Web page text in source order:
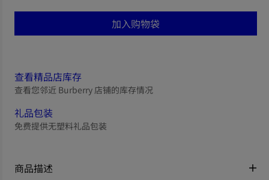
加入购物袋
查看精品店库存
查看您邻近 Burberry 店铺的库存情况
礼品包装
免费提供无塑料礼品包装
商品描述